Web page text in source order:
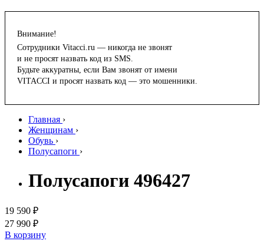
Внимание!
Сотрудники Vitacci.ru — никогда не звонят
и не просят назвать код из SMS.
Будьте аккуратны, если Вам звонят от имени
VITACCI и просят назвать код — это мошенники.
Главная ›
Женщинам ›
Обувь ›
Полусапоги ›
Полусапоги 496427
19 590 ₽
27 990 ₽
В корзину